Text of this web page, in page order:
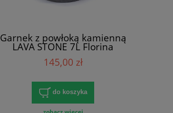
Garnek z powłoką kamienną
LAVA STONE 7L Florina
145,00 zł
do koszyka